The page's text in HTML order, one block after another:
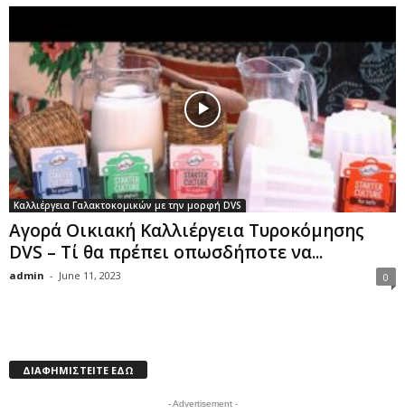
Καλλιέργεια Γαλακτοκομικών με την μορφή DVS
Αγορά Οικιακή Καλλιέργεια Τυροκόμησης
DVS – Τί θα πρέπει οπωσδήποτε να...
admin - June 11, 2023 0
ΔΙΑΦΗΜΙΣΤΕΙΤΕ ΕΔΩ
- Advertisement -